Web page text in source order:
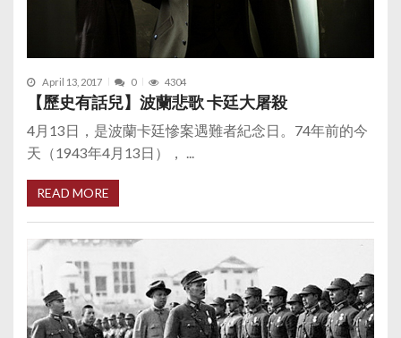
April 13, 2017 0 4304
【歷史有話兒】波蘭悲歌 卡廷大屠殺
4月13日，是波蘭卡廷慘案遇難者紀念日。74年前的今
天（1943年4月13日）， ...
READ MORE